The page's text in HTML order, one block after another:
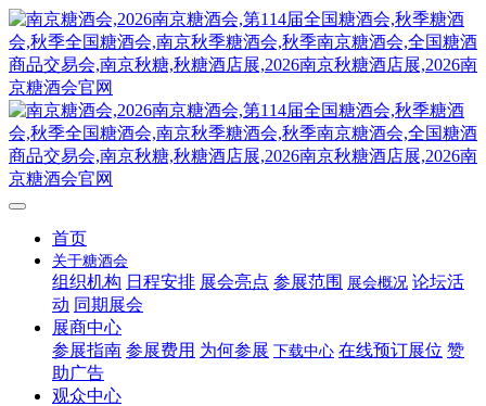
首页
关于糖酒会
组织机构 日程安排 展会亮点 参展范围 展会概况 论坛活
动 同期展会
展商中心
参展指南 参展费用 为何参展 下载中心 在线预订展位 赞
助广告
观众中心